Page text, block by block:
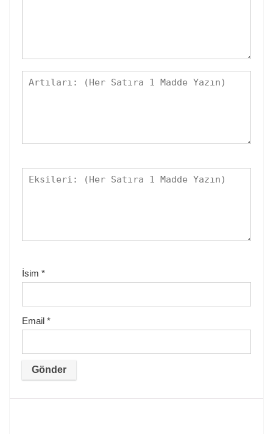
İsim *
Email *